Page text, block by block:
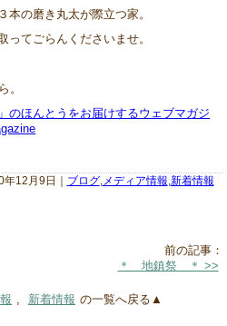
本の磨き丸太が際立つ家。
ってごらんくださいませ。
。
のほんとうをお届けするウェブマガジ
年12月9日｜ ブログ, メディア情報 新着情報
前の記事：
＊ 地鎮祭 ＊ >>
, 新着情報 の一覧へ戻る▲